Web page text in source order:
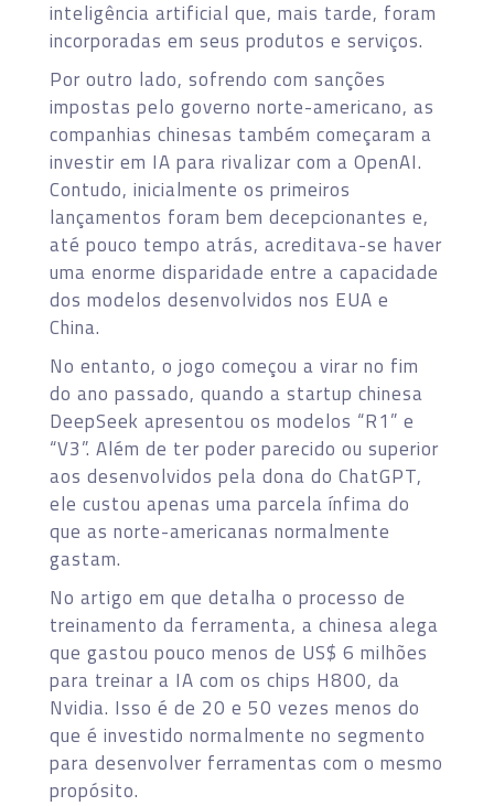
inteligência artificial que, mais tarde, foram
incorporadas em seus produtos e serviços.
Por outro lado, sofrendo com sanções
impostas pelo governo norte-americano, as
companhias chinesas também começaram a
investir em IA para rivalizar com a OpenAI.
Contudo, inicialmente os primeiros
lançamentos foram bem decepcionantes e,
até pouco tempo atrás, acreditava-se haver
uma enorme disparidade entre a capacidade
dos modelos desenvolvidos nos EUA e
China.
No entanto, o jogo começou a virar no fim
do ano passado, quando a startup chinesa
DeepSeek apresentou os modelos “R1” e
“V3”. Além de ter poder parecido ou superior
aos desenvolvidos pela dona do ChatGPT,
ele custou apenas uma parcela ínfima do
que as norte-americanas normalmente
gastam.
No artigo em que detalha o processo de
treinamento da ferramenta, a chinesa alega
que gastou pouco menos de US$ 6 milhões
para treinar a IA com os chips H800, da
Nvidia. Isso é de 20 e 50 vezes menos do
que é investido normalmente no segmento
para desenvolver ferramentas com o mesmo
propósito.